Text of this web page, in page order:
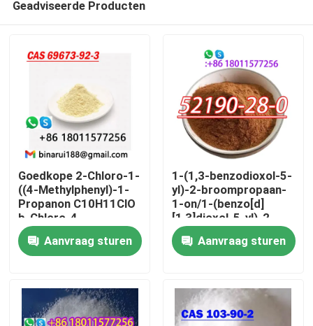
Thuis
Producten
Over ons
Geadviseerde Producten
Goedkope 2-Chloro-1-
((4-Methylphenyl)-1-
Propanon C10H11ClO
b-Chloro-4-
methylpropiophenon
Cas 69673-92-3
Aanvraag sturen
1-(1,3-benzodioxol-5-
yl)-2-broompropaan-
1-on/1-(benzo[d]
[1,3]dioxol-5-yl)-2-
broompropaan-1-on
CAS 52190 -28-0
Aanvraag sturen